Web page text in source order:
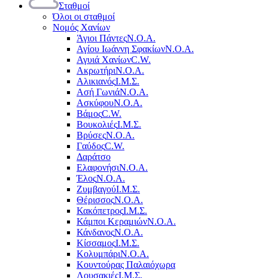
Σταθμοί
Όλοι οι σταθμοί
Νομός Χανίων
Άγιοι ΠάντεςΝ.Ο.Α.
Αγίου Ιωάννη ΣφακίωνΝ.Ο.Α.
Αγυιά ΧανίωνC.W.
ΑκρωτήριΝ.Ο.Α.
ΑλικιανόςΙ.Μ.Σ.
Ασή ΓωνιάΝ.Ο.Α.
ΑσκύφουΝ.Ο.Α.
ΒάμοςC.W.
ΒουκολιέςΙ.Μ.Σ.
ΒρύσεςΝ.Ο.Α.
ΓαύδοςC.W.
Δαράτσο
ΕλαφονήσιΝ.Ο.Α.
ΈλοςΝ.Ο.Α.
ΖυμβαγούΙ.Μ.Σ.
ΘέρισσοςΝ.Ο.Α.
ΚακόπετροςΙ.Μ.Σ.
Κάμποι ΚεραμιώνΝ.Ο.Α.
ΚάνδανοςΝ.Ο.Α.
ΚίσσαμοςΙ.Μ.Σ.
ΚολυμπάριΝ.Ο.Α.
Κουντούρας Παλαιόχωρα
ΛουσακιέςΙ.Μ.Σ.